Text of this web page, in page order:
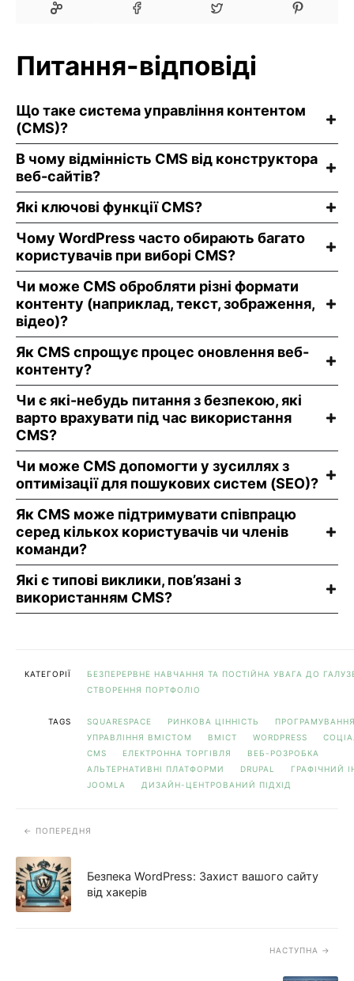
Питання-відповіді
Що таке система управління контентом
(CMS)?
В чому відмінність CMS від конструктора
веб-сайтів?
Які ключові функції CMS?
Чому WordPress часто обирають багато
користувачів при виборі CMS?
Чи може CMS обробляти різні формати
контенту (наприклад, текст, зображення,
відео)?
Як CMS спрощує процес оновлення веб-
контенту?
Чи є які-небудь питання з безпекою, які
варто врахувати під час використання
CMS?
Чи може CMS допомогти у зусиллях з
оптимізації для пошукових систем (SEO)?
Як CMS може підтримувати співпрацю
серед кількох користувачів чи членів
команди?
Які є типові виклики, пов’язані з
використанням CMS?
КАТЕГОРІЇ
БЕЗПЕРЕРВНЕ НАВЧАННЯ ТА ПОСТІЙНА УВАГА ДО
СТВОРЕННЯ ПОРТФОЛІО
TAGS SQUARESPACE РИНКОВА ЦІННІСТЬ
УПРАВЛІННЯ ВМІСТОМ
ВМІСТ WORDPRESS
CMS
ЕЛЕКТРОННА ТОРГІВЛЯ
ВЕБ-РОЗРОБКА
АЛЬТЕРНАТИВНІ ПЛАТФОРМИ
DRUPAL
ГРАФІЧНИЙ
JOOMLA
ДИЗАЙН-ЦЕНТРОВАНИЙ ПІДХІД
ПОПЕРЕДНЯ
Безпека WordPress: Захист вашого сайту
від хакерів
НАСТУПНА